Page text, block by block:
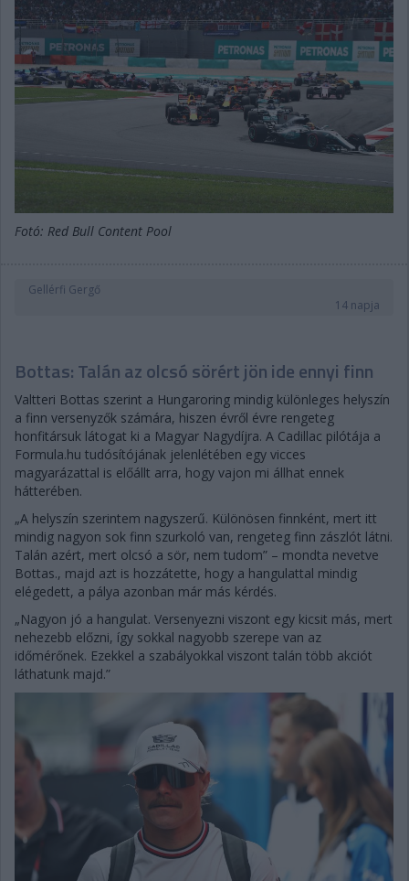
Fotó: Red Bull Content Pool
Gellérfi Gergő
14 napja
Bottas: Talán az olcsó sörért jön ide ennyi finn
Valtteri Bottas szerint a Hungaroring mindig különleges helyszín
a finn versenyzők számára, hiszen évről évre rengeteg
honfitársuk látogat ki a Magyar Nagydíjra. A Cadillac pilótája a
Formula.hu tudósítójának jelenlétében egy vicces
magyarázattal is előállt arra, hogy vajon mi állhat ennek
hátterében.
„A helyszín szerintem nagyszerű. Különösen finnként, mert itt
mindig nagyon sok finn szurkoló van, rengeteg finn zászlót látni.
Talán azért, mert olcsó a sör, nem tudom” – mondta nevetve
Bottas., majd azt is hozzátette, hogy a hangulattal mindig
elégedett, a pálya azonban már más kérdés.
„Nagyon jó a hangulat. Versenyezni viszont egy kicsit más, mert
nehezebb előzni, így sokkal nagyobb szerepe van az
időmérőnek. Ezekkel a szabályokkal viszont talán több akciót
láthatunk majd.”